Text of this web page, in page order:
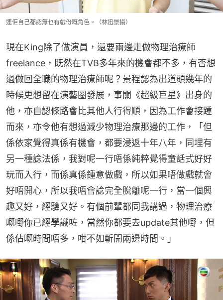
連佢自己都認無乜有戲份嘅角色。（林迅景攝）
現在King除了做演員，還要兩邊走做物理治療師
freelance，既然在TVB多年來的機會都不多，有否想
過做回全職的物理治療師呢？景程認為出道頭幾年的
時候更想留在演藝圈發展，事關《超級巨星》出身的
他，亦自認條路會比其他人行得順，因為工作會接踵
而來，亦令他有想過減少物理治療那邊的工作，「但
係依家覺得真係有機會，都要浸返十年八年，同埋有
另一種諗法係，我對呢一行唔係純粹覺得童話式好好
玩而入行，而係真係鍾意做戲，所以如果唔做戲就會
好唔開心，所以我唔會諗完全脫離呢一行，當一個興
趣又好，經驗又好。有個前輩都同我講過，物理治療
嘅嘢你已經學識咗，當然你都要去update其他嘢，但
係佔嘅時間唔多，咁不如斬開兩邊時間。」